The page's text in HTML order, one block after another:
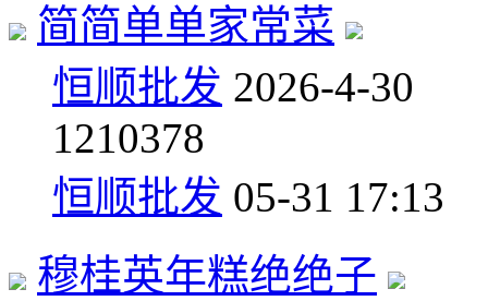
简简单单家常菜
恒顺批发 2026-4-30
1210378
恒顺批发 05-31 17:13
穆桂英年糕绝绝子